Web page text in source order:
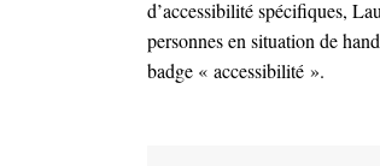
d’accessibilité spécifiques,
personnes en situation de
badge « accessibilité ».